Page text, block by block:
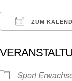
ZUM
Sport